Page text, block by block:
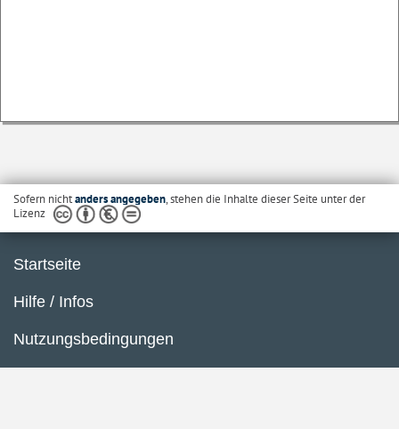
Sofern nichtanders angegeben, stehen die Inhalte dieser Seite unter der
Lizenz
Startseite
Hilfe / Infos
Nutzungsbedingungen